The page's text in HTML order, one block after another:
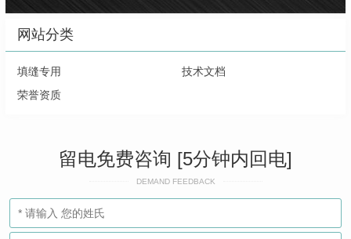
网站分类
填缝专用
技术文档
荣誉资质
留电免费咨询 [5分钟内回电]
DEMAND FEEDBACK